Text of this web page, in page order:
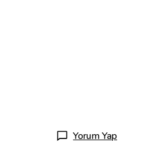
Yorum Yap